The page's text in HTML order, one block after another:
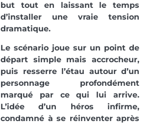
but tout en laissant le temps
d’installer une vraie tension
dramatique.
Le scénario joue sur un point de
départ simple mais accrocheur,
puis resserre l’étau autour d’un
personnage profondément
marqué par ce qui lui arrive.
L’idée d’un héros infirme,
condamné à se réinventer après